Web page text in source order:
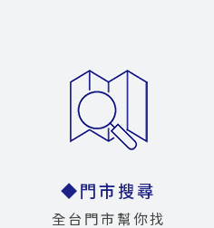
◆門市搜尋
全台門市幫你找